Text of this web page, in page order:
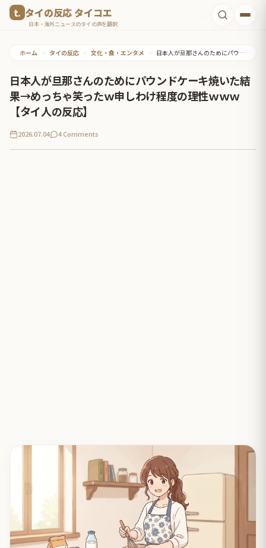
タイの反応 タイコエ
日本・海外ニュースのタイの声を翻訳
ホーム • タイの反応 • 文化・食・エンタメ • 日本人が旦那さんのためにパウンドケーキ焼いた結果→めっちゃ笑ったｗ申しわけ程度の理性ｗｗｗ【タイ人の反応】
日本人が旦那さんのためにパウンドケーキ焼いた結
果→めっちゃ笑ったｗ申しわけ程度の理性ｗｗｗ
【タイ人の反応】
2026.07.04 4 Comments